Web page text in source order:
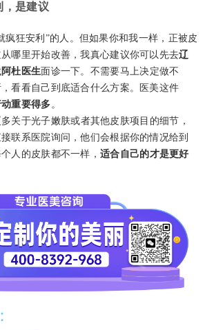
，是建议
疯狂安利”的人。但如果你和我一样，正被皮
哪里开始改善，我真心建议你可以先去辽
阿杜医生面诊一下。不需要马上决定做不
看看自己到底适合什么方案。医美这件
重要得多。
关于光子嫩肤或者其他皮肤项目的细节，
联系医院询问，他们会根据你的情况给到
人的皮肤都不一样， 适合自己的才是更好